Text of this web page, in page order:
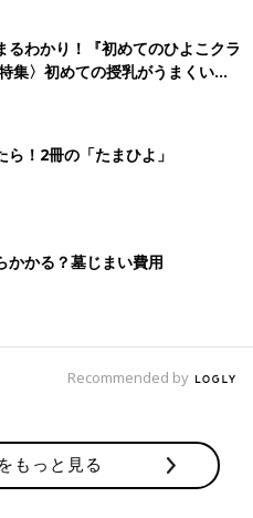
子。その代わり、寝る前は必
くり、私の腕におでこや唇、
リ』という謎のリラックス方
ですね。「もう、1人で寝
求めてくれる日が続く限り、
せをかみしめながら、今夜も
よONLINE編集部
、現在と異なる場合がありま
才の女の子、2022年9月には4人
児のママであり、たまひよ
が人気の山田ローラさん。現在
るわかり！『初めてのひよこクラ
集〉初めての授乳がうまくい
クの基本と夏のトラブル 解決テ
！2冊の「たまひよ」
かかる？墓じまい費用
Recommended by
もっと見る